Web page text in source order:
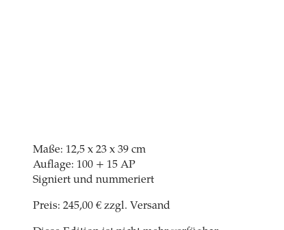
Maße: 12,5 x 23 x 39 cm
Auflage: 100 + 15 AP
Signiert und nummeriert
Preis: 245,00 € zzgl. Versand